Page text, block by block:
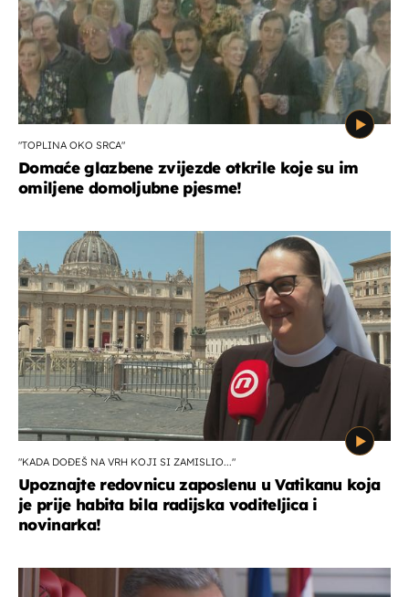
"TOPLINA OKO SRCA"
Domaće glazbene zvijezde otkrile koje su im
omiljene domoljubne pjesme!
"KADA DOĐEŠ NA VRH KOJI SI ZAMISLIO..."
Upoznajte redovnicu zaposlenu u Vatikanu koja
je prije habita bila radijska voditeljica i
novinarka!